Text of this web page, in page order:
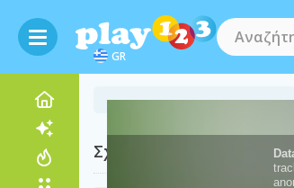
GR
Σχετικές κατηγορίες